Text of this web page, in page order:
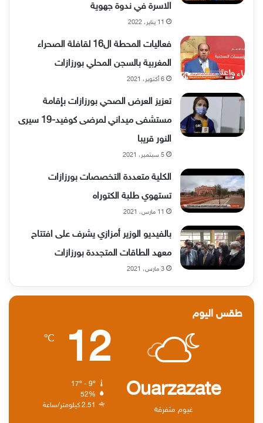
الاسرة في ندوة جهوية
11 يناير، 2022
فعاليات المحطة ال16 لقافلة الصحراء
المغربية بالسجن المحلي بورزازات
6 أكتوبر، 2021
تعزيز العرض الصحي بورزازات بإقامة
مستشفى ميداني لمرضى كوفيد-19 سيرى
النور قريبا
5 سبتمبر، 2021
الكلية متعددة التخصصات بورزازات
تستهوي طلبة الكتوراه
11 مارس، 2021
بالفيديو الوزير أمزازي يشرف على افتتاح
معهد الطاقات المتجددة بورزازات
3 مارس، 2021
طقس اليوم
Ouarzazate
غيوم متفرقة
12
℃
17º - 9º
52%
2.51 كيلومتر/ساعة